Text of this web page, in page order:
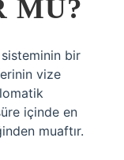
MU?
sisteminin bir
vize
içinde en
muaftır.